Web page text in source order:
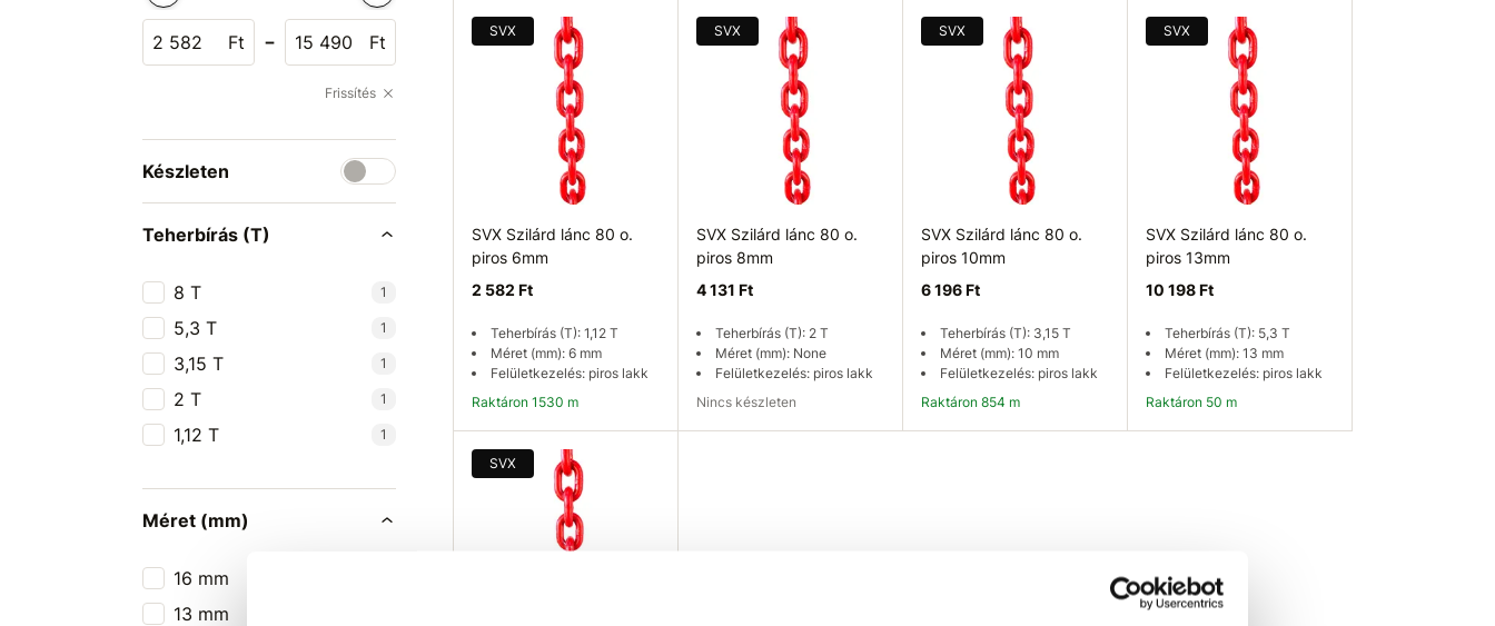
Ft - Ft
Frissítés
Készleten
Teherbírás (T)
8 T 1
5,3 T 1
3,15 T 1
2 T 1
1,12 T 1
Méret (mm)
16 mm
13 mm
SVX
SVX Szilárd lánc 80 o.
piros 6mm
2 582 Ft
Teherbírás (T): 1,12 T
Méret (mm): 6 mm
Felületkezelés: piros lakk
Raktáron 1530 m
Kosárba
SVX
SVX Szilárd lánc 80 o.
piros 8mm
4 131 Ft
Teherbírás (T): 2 T
Méret (mm): None
Felületkezelés: piros lakk
Nincs készleten
SVX
SVX Szilárd lánc 80 o.
piros 10mm
6 196 Ft
Teherbírás (T): 3,15 T
Méret (mm): 10 mm
Felületkezelés: piros lakk
Raktáron 854 m
SVX
SVX Szilárd lánc 80 o.
piros 13mm
10 198 Ft
Teherbírás (T): 5,3 T
Méret (mm): 13 mm
Felületkezelés: piros lakk
Raktáron 50 m
SVX